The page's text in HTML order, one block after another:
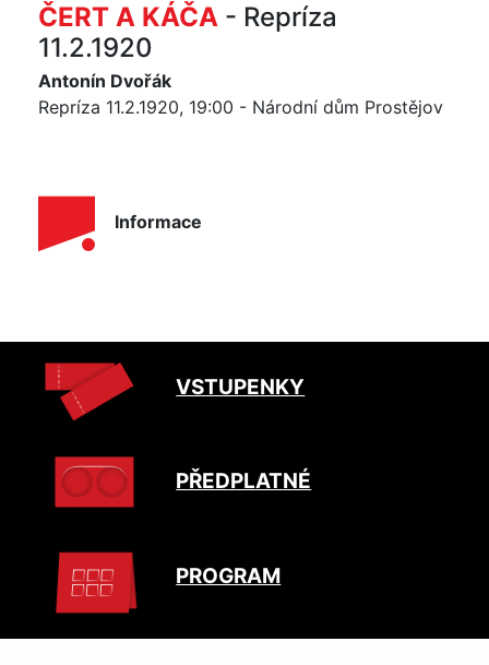
ČERT A KÁČA - Repríza
11.2.1920
Antonín Dvořák
Repríza 11.2.1920, 19:00 - Národní dům Prostějov
Informace
VSTUPENKY
PŘEDPLATNÉ
PROGRAM